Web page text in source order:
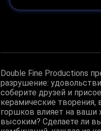
Double Fine Productions
разрушение:
соберите друзей и
керамические
горшков влияет на ваши
высоким? Сделаете ли